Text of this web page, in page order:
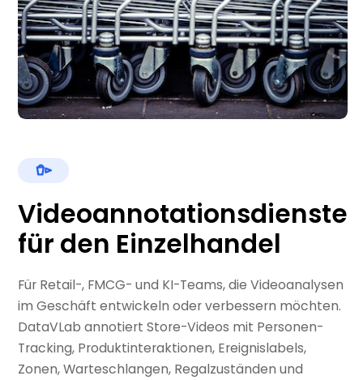
Videoannotationsdienste
für den Einzelhandel
Für Retail-, FMCG- und KI-Teams, die Videoanalysen
im Geschäft entwickeln oder verbessern möchten.
DataVLab annotiert Store-Videos mit Personen-
Tracking, Produktinteraktionen, Ereignislabels,
Zonen, Warteschlangen, Regalzuständen und